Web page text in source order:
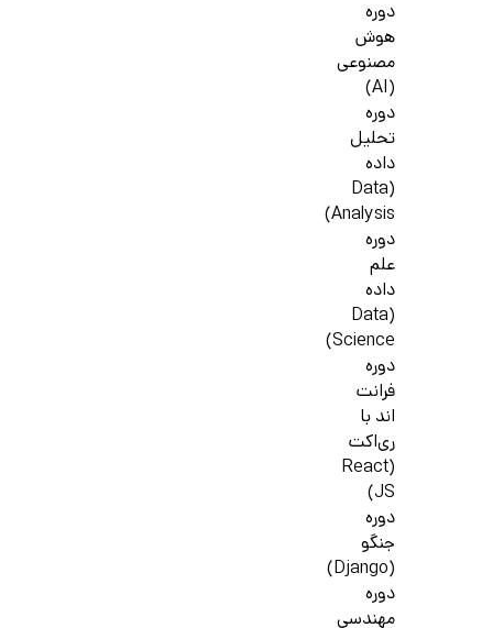
دوره
هوش
مصنوعی
(AI)
دوره
تحلیل
داده
(Data
Analysis)
دوره
علم
داده
(Data
Science)
دوره
فرانت
اند با
ری‌اکت
(React
JS)
دوره
جنگو
(Django)
دوره
مهندسی